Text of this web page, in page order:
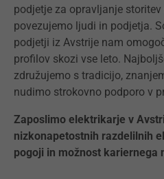
podjetje za opravljanje
povezujemo ljudi in podjetja.
podjetji iz Avstrije nam
profilov skozi vse leto.
združujemo s tradicijo,
nudimo strokovno podporo v
Zaposlimo elektrikarje v
nizkonapetostnih razdelilnih
pogoji in možnost kariernega